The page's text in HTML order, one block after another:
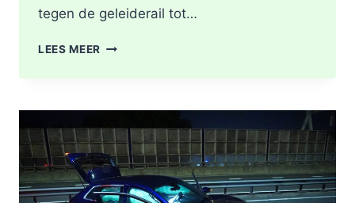
tegen de geleiderail tot…
LEES MEER GEWONDE
NA
ONGEVAL
TOERIT
A16
BERGSCHENHOEK
RICHTING